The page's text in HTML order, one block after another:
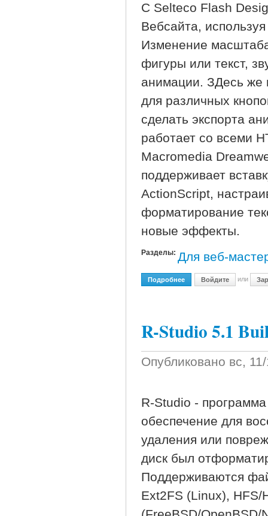
C Selteco Flash
Вебсайта,
Изменение
фигуры или текст,
анимации. ЗДесь же
для различных
сделать экспорта
работает со всеми
Macromedia
поддерживает
ActionScript,
форматирование
новые эффекты.
Разделы: Для веб-
Подробнее О Selteco Alligator Flash
Войдите или
R-Studio 5.1
Опубликовано вс,
R-Studio -
обеспечение для
удаления или
диск был
Поддерживаются
Ext2FS (Linux), HFS/